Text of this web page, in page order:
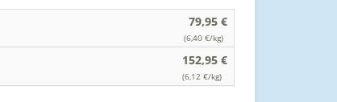
79,95 €
(6,40 €/kg)
152,95 €
(6,12 €/kg)